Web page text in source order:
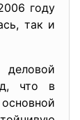
году
так и
что в